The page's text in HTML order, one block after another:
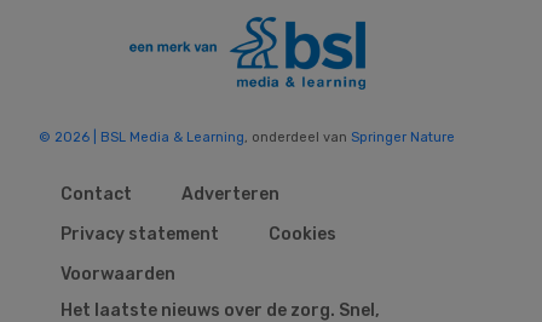
© 2026 | BSL Media & Learning , onderdeel van Springer Nature
Contact
Adverteren
Privacy statement
Cookies
Voorwaarden
Het laatste nieuws over de zorg. Snel,